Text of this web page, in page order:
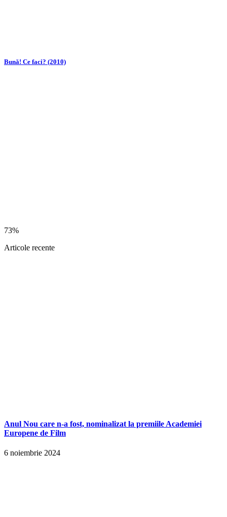
Bună! Ce faci? (2010)
73%
Articole recente
Anul Nou care n-a fost, nominalizat la premiile Academiei
Europene de Film
6 noiembrie 2024